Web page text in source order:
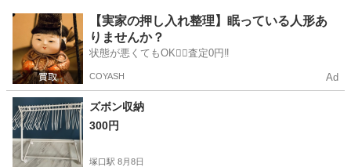
兵庫 神戸市 滝の茶屋駅 ドレッサー インテリア
【実家の押し入れ整理】眠っている人形あ
りませんか？
状態が悪くてもOK🙆‍♀️査定0円‼️
COYASH Ad
ズボン収納
300円
塚口駅 8月8日